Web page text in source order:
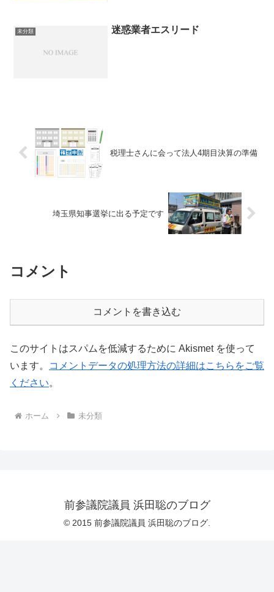
未分類 迷惑業者エスリード
税理士さんに会って法人4期目決算の準備
埼玉県知事選挙に出る予定です
コメント
コメントを書き込む
このサイトはスパムを低減するために Akismet を使って
います。
コメントデータの処理方法の詳細はこちらをご覧
ください。
ホーム 未分類
前参議院議員 浜田聡のブログ
© 2015 前参議院議員 浜田聡のブログ.